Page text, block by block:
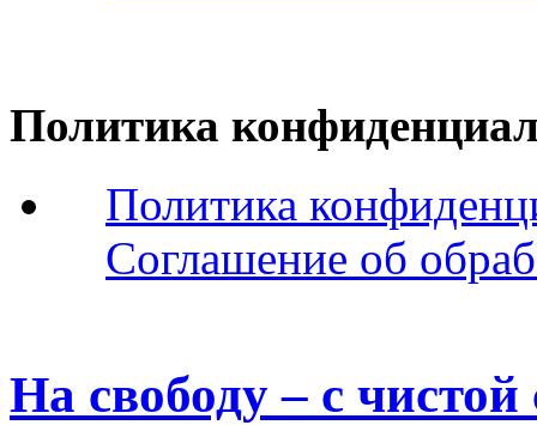
Политика
Политика
Соглашение об
На свободу – с